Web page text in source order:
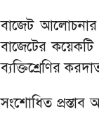
বাজেট আলোচনার
বাজেটের
ব্যক্তিশ্রেণির
সংশোধিত